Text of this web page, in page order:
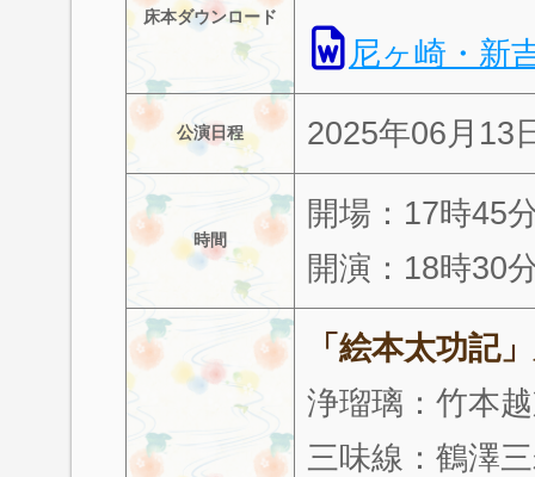
床本ダウンロード
尼ヶ崎・新
公演日程 2025年06月13
時間
開場：17時45
開演：18時30
「絵本太功記
浄瑠璃：竹本
三味線：鶴澤